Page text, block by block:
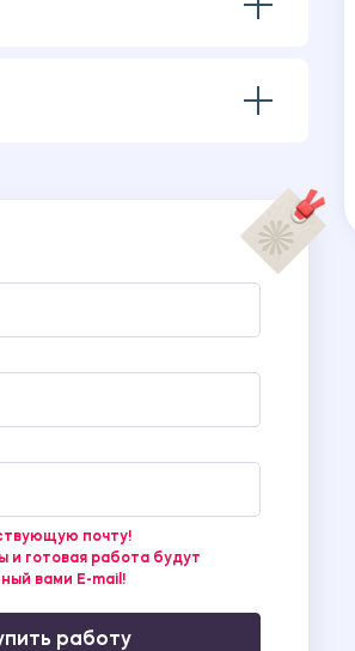
почту!
и готовая работа будут
вами E-mail!
работу